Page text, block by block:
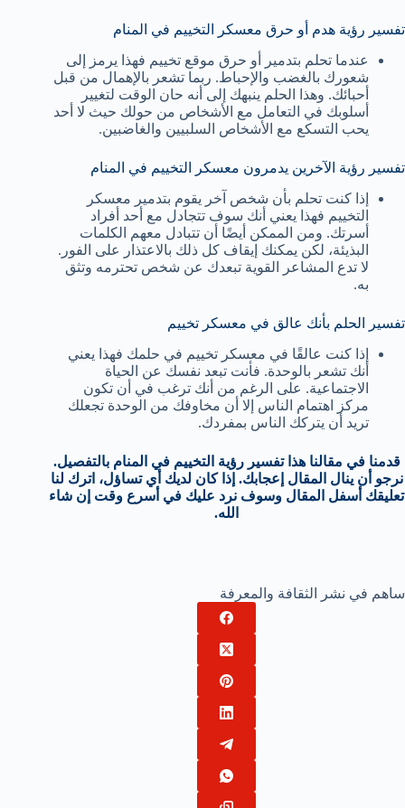
تفسير رؤية هدم أو حرق معسكر التخييم في المنام
عندما تحلم بتدمير أو حرق موقع تخييم فهذا يرمز إلى
شعورك بالغضب والإحباط. ربما تشعر بالإهمال من قبل
أحبائك. وهذا الحلم ينبهك إلى أنه حان الوقت لتغيير
أسلوبك في التعامل مع الأشخاص من حولك حيث لا أحد
يحب التسكع مع الأشخاص السلبيين والغاضبين.
تفسير رؤية الآخرين يدمرون معسكر التخييم في المنام
إذا كنت تحلم بأن شخص آخر يقوم بتدمير معسكر
التخييم فهذا يعني أنك سوف تتجادل مع أحد أفراد
أسرتك. ومن الممكن أيضًا أن تتبادل معهم الكلمات
البذيئة، لكن يمكنك إيقاف كل ذلك بالاعتذار على الفور.
لا تدع المشاعر القوية تبعدك عن شخص تحترمه وتثق
به.
تفسير الحلم بأنك عالق في معسكر تخييم
إذا كنت عالقًا في معسكر تخييم في حلمك فهذا يعني
أنك تشعر بالوحدة. فأنت تبعد نفسك عن الحياة
الاجتماعية. على الرغم من أنك ترغب في أن تكون
مركز اهتمام الناس إلا أن مخاوفك من الوحدة تجعلك
تريد أن يتركك الناس بمفردك.
قدمنا في مقالنا هذا تفسير رؤية التخييم في المنام بالتفصيل.
نرجو أن ينال المقال إعجابك. إذا كان لديك أي تساؤل، اترك لنا
تعليقك أسفل المقال وسوف نرد عليك في أسرع وقت إن شاء
الله.
ساهم في نشر الثقافة والمعرفة